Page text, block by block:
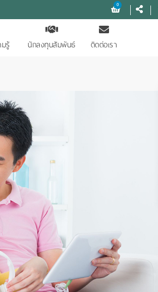
0
รู้ นักลงทุนสัมพันธ์ ติดต่อเรา